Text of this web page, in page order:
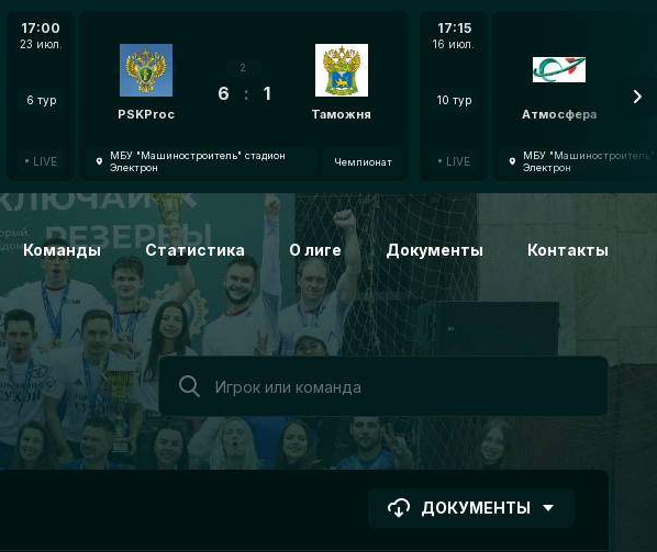
17:00
23 июл.
6 тур
LIVE
PSKProc
2
6 : 1
Таможня
МБУ "Машиностроитель" стадион
Электрон
Чемпионат
17:15
16 июл.
10 тур
LIVE
Атмосфера
7
МБУ "Машиностроитель"
Электрон
Команды Статистика О лиге Документы Контакты
ДОКУМЕНТЫ